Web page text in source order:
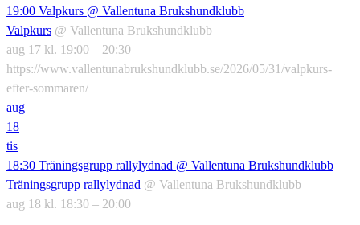
19:00 Valpkurs @ Vallentuna Brukshundklubb
Valpkurs @ Vallentuna Brukshundklubb
aug 17 kl. 19:00 – 20:30
https://www.vallentunabrukshundklubb.se/2026/05/31/valpkurs-
efter-sommaren/
aug
18
tis
18:30 Träningsgrupp rallylydnad @ Vallentuna Brukshundklubb
Träningsgrupp rallylydnad @ Vallentuna Brukshundklubb
aug 18 kl. 18:30 – 20:00